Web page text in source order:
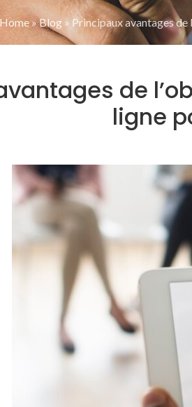
Home»Blog » Principaux avantages
de
ligne